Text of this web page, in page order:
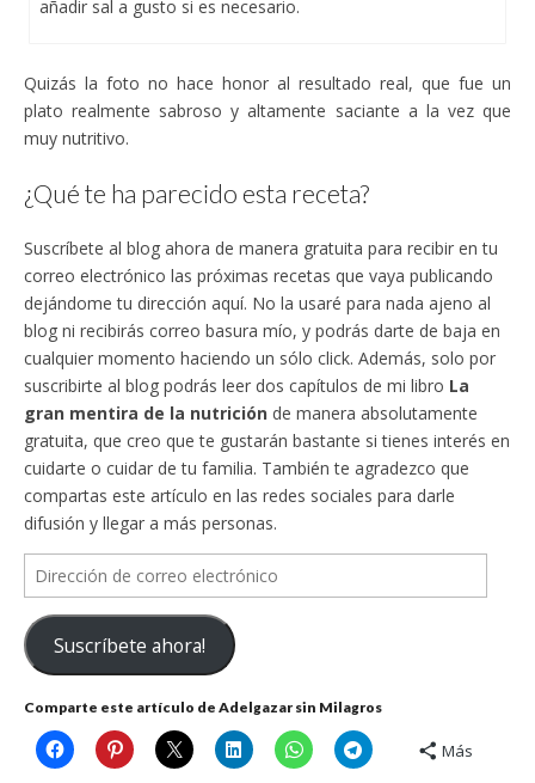
añadir sal a gusto si es necesario.
Quizás la foto no hace honor al resultado real, que fue un
plato realmente sabroso y altamente saciante a la vez que
muy nutritivo.
¿Qué te ha parecido esta receta?
Suscríbete al blog ahora de manera gratuita para recibir en tu
correo electrónico las próximas recetas que vaya publicando
dejándome tu dirección aquí. No la usaré para nada ajeno al
blog ni recibirás correo basura mío, y podrás darte de baja en
cualquier momento haciendo un sólo click. Además, solo por
suscribirte al blog podrás leer dos capítulos de mi libro La
gran mentira de la nutrición de manera absolutamente
gratuita, que creo que te gustarán bastante si tienes interés en
cuidarte o cuidar de tu familia. También te agradezco que
compartas este artículo en las redes sociales para darle
difusión y llegar a más personas.
Dirección
de
correo
electrónico
Suscríbete ahora!
Comparte este artículo de Adelgazar sin Milagros
Más